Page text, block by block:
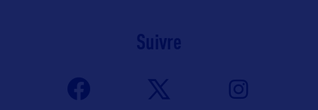
Suivre